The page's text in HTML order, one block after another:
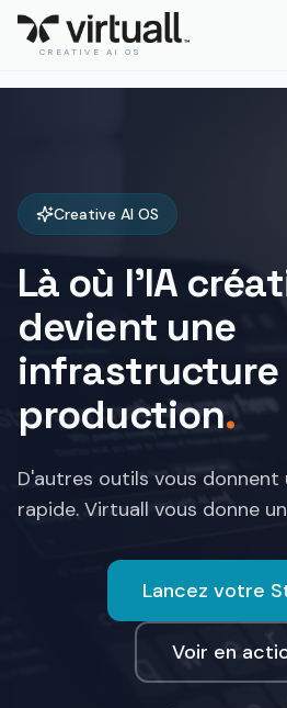
CREATIVE AI OS
Creative AI OS
Là où l'IA
devient une
infrastructure
production.
D'autres outils vous donnent
rapide. Virtuall vous donne
Lancez votre
Voir en